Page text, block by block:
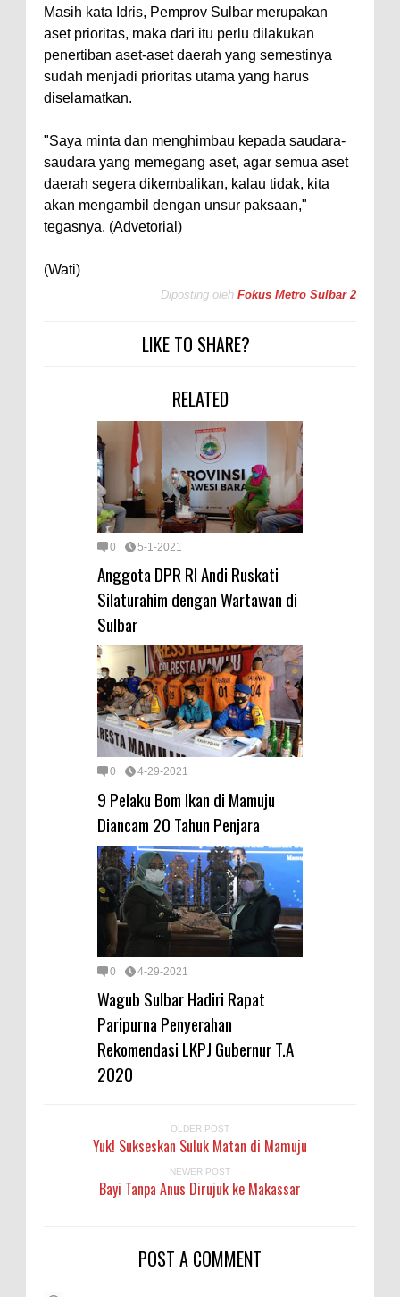
Masih kata Idris, Pemprov Sulbar merupakan
aset prioritas, maka dari itu perlu dilakukan
penertiban aset-aset daerah yang semestinya
sudah menjadi prioritas utama yang harus
diselamatkan.
"Saya minta dan menghimbau kepada saudara-
saudara yang memegang aset, agar semua aset
daerah segera dikembalikan, kalau tidak, kita
akan mengambil dengan unsur paksaan,"
tegasnya. (Advetorial)
(Wati)
Diposting oleh Fokus Metro Sulbar 2
LIKE TO SHARE?
RELATED
0 5-1-2021
Anggota DPR RI Andi Ruskati
Silaturahim dengan Wartawan di
Sulbar
0 4-29-2021
9 Pelaku Bom Ikan di Mamuju
Diancam 20 Tahun Penjara
0 4-29-2021
Wagub Sulbar Hadiri Rapat
Paripurna Penyerahan
Rekomendasi LKPJ Gubernur T.A
2020
OLDER POST
Yuk! Sukseskan Suluk Matan di Mamuju
NEWER POST
Bayi Tanpa Anus Dirujuk ke Makassar
POST A COMMENT